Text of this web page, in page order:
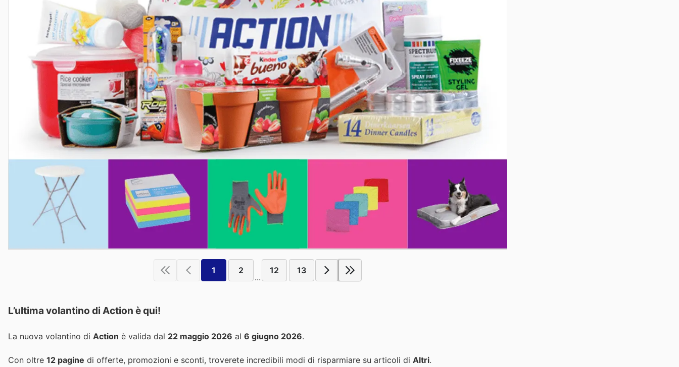
1 2
...
12 13
L’ultima volantino di Action è qui!
La nuova volantino di Action è valida dal 22 maggio 2026 al 6 giugno 2026.
Con oltre 12 pagine di offerte, promozioni e sconti, troverete incredibili modi di risparmiare su articoli di Altri.